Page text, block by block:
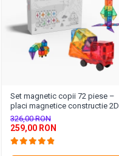
Set magnetic copii 72 piese –
placi magnetice constructie 2D
3D
326,00 RON
259,00 RON